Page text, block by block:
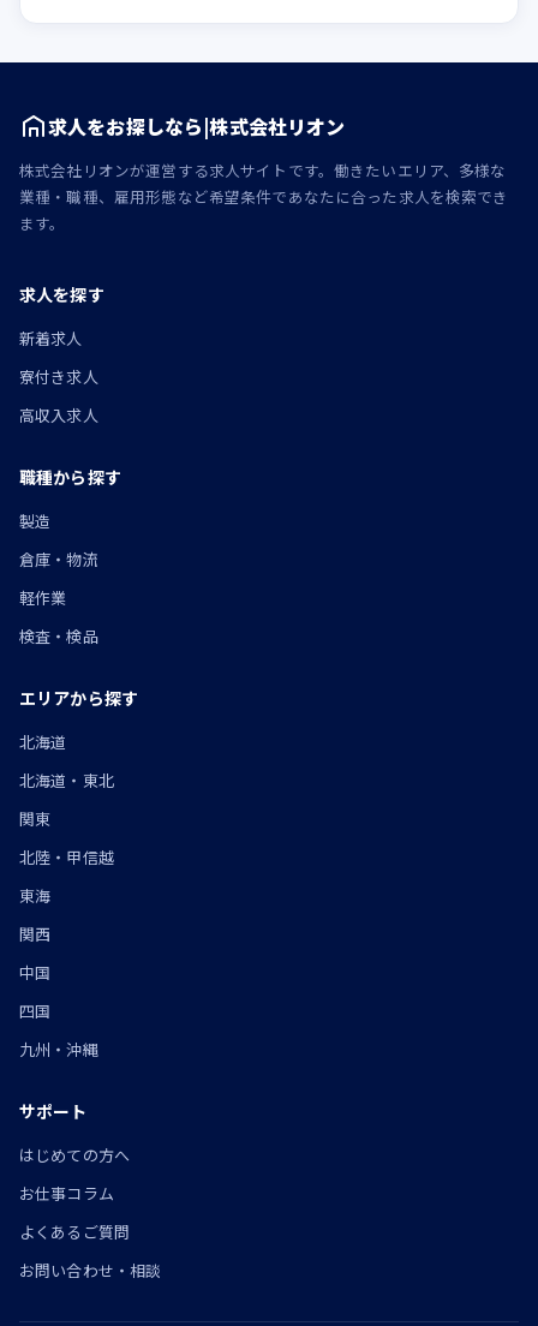
求人をお探しなら|株式会社リオン
株式会社リオンが運営する求人サイトです。働きたいエリア、多様な
業種・職種、雇用形態など希望条件であなたに合った求人を検索でき
ます。
求人を探す
新着求人
寮付き求人
高収入求人
職種から探す
製造
倉庫・物流
軽作業
検査・検品
エリアから探す
北海道
北海道・東北
関東
北陸・甲信越
東海
関西
中国
四国
九州・沖縄
サポート
はじめての方へ
お仕事コラム
よくあるご質問
お問い合わせ・相談